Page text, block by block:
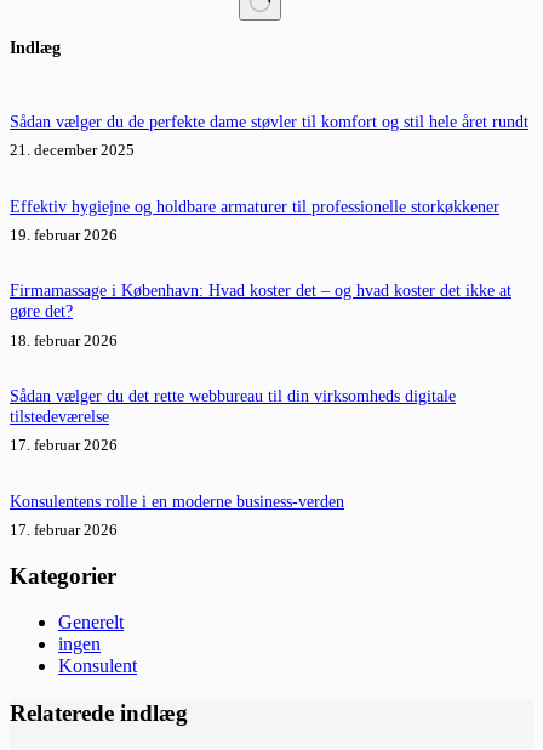
resultater
Indlæg
Sådan vælger du de perfekte dame støvler til komfort og stil hele året rundt
21. december 2025
Effektiv hygiejne og holdbare armaturer til professionelle storkøkkener
19. februar 2026
Firmamassage i København: Hvad koster det – og hvad koster det ikke at
gøre det?
18. februar 2026
Sådan vælger du det rette webbureau til din virksomheds digitale
tilstedeværelse
17. februar 2026
Konsulentens rolle i en moderne business-verden
17. februar 2026
Kategorier
Generelt
ingen
Konsulent
Relaterede indlæg